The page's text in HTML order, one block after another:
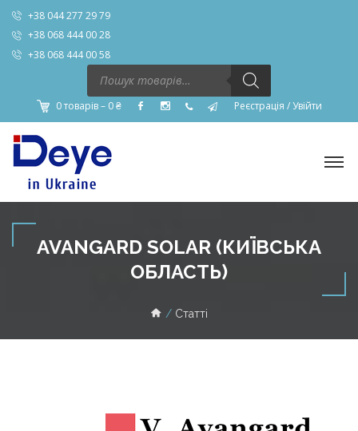
+38 044 277 29 79
+38 068 444 00 28
+38 068 444 00 58
Пошук
товарів
0 товарів – 0₴ Реєстрація /Увійти
AVANGARD SOLAR (КИЇВСЬКА
ОБЛАСТЬ)
Статті